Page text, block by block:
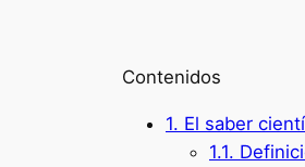
Contenidos
1. El saber
1.1.